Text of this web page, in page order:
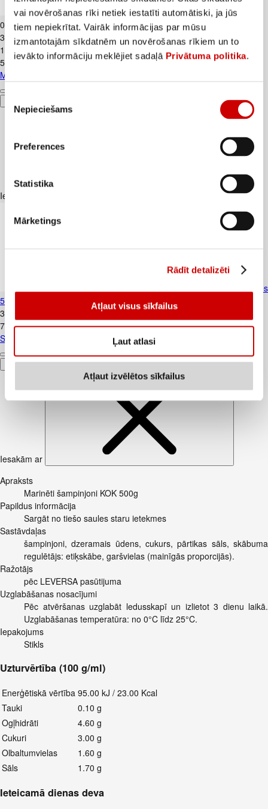
vai novērošanas rīki netiek iestatīti automātiski, ja jūs
tiem nepiekrītat. Vairāk informācijas par mūsu
izmantotajām sīkdatnēm un novērošanas rīkiem un to
ievākto informāciju meklējiet sadaļā Privātuma politika.
Piekrišanas
izvēle
Nepieciešams
Preferences
Statistika
Mārketings
Rādīt detalizēti
Atļaut visus sīkfailus
Ļaut atlasi
Atļaut izvēlētos sīkfailus
Majonēze FRANCIS Provansas 250g
0
79€
3,16€/kg
1
29
5,16€/kg
Majonēze FRANCIS Provansas 250g
Iesakām ar
Siers Gouda FARM MILK 45% šķēlēs
500g
3
7,98€/kg
Siers Gouda FARM MILK 45% šķēlēs 500g
Pievienot
Iesakām ar
Apraksts
Marinēti šampinjoni KOK 500g
Papildus informācija
Sargāt no tiešo saules staru ietekmes
Sastāvdaļas
šampinjoni, dzeramais ūdens, cukurs, pārtikas sāls, skābuma
regulētājs: etiķskābe, garšvielas (mainīgās proporcijās).
Ražotājs
pēc LEVERSA pasūtijuma
Uzglabāšanas nosacījumi
Pēc atvēršanas uzglabāt ledusskapī un izlietot 3 dienu laikā.
Uzglabāšanas temperatūra: no 0°C līdz 25°C.
Iepakojums
Stikls
Uzturvērtība (100 g/ml)
Enerģētiskā vērtība 95.00 kJ / 23.00 Kcal
Tauki
0.10 g
Ogļhidrāti
4.60 g
Cukuri
3.00 g
Olbaltumvielas
1.60 g
Sāls
1.70 g
Ieteicamā dienas deva